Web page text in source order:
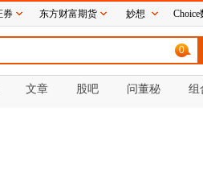
0
文章 股吧 问董秘 组
券 东方财富期货 妙想